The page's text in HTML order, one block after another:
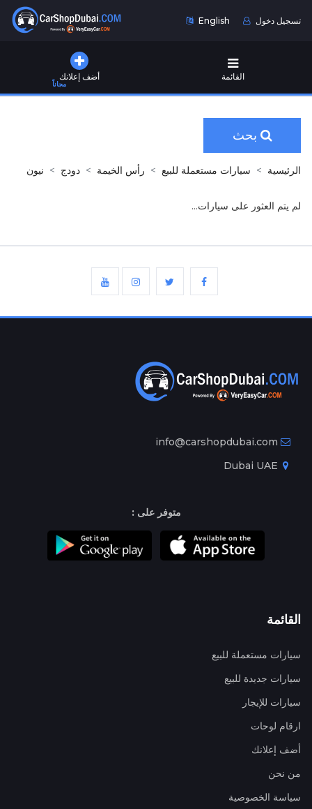
English تسجيل دخول
أضف إعلانك
مجاناً
القائمة
بحث
الرئيسية سيارات مستعملة للبيع رأس الخيمة دودج نيون
لم يتم العثور على سيارات...
info@carshopdubai.com
متوفر على :
القائمة
سيارات مستعملة للبيع
سيارات جديدة للبيع
سيارات للإيجار
ارقام لوحات
أضف إعلانك
من نحن
سياسة الخصوصية